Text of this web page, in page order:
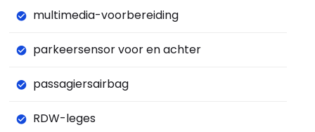
multimedia-voorbereiding
parkeersensor voor en achter
passagiersairbag
RDW-leges